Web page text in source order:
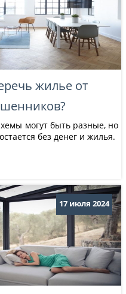
жилье от
могут быть разные, но
без денег и жилья.
17 июля 2024